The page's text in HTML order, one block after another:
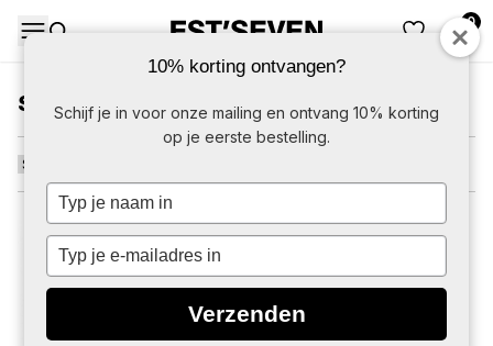
DAMES HEREN
0
SUPER SALE
-50% -50%
10% korting ontvangen?
Schijf je in voor onze mailing en ontvang 10% korting
op je eerste bestelling.
Typ
naam
Typ
e-
in
Verzenden